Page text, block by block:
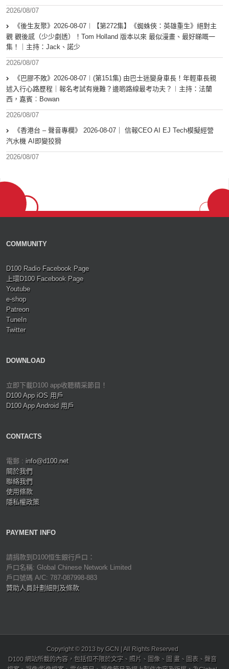
2026/08/07
《後生友聚》2026-08-07︱【第272集】《蜘蛛俠：英雄重生》絕對主
觀 觀後感（少少劇透）！Tom Holland 版本以來 最似漫畫、最好睇嘅一
集！｜主持：Jack、諾少
2026/08/07
《巴膠不敗》2026-08-07︱(第151集) 由巴士迷變身車長！年輕車長親
述入行心路歷程｜報名考試有幾難？邊啲路線最考功夫？︱主持：法蘭
西，嘉賓︰Bowan
2026/08/07
《香港台 – 聲音專欄》 2026-08-07｜ 信報CEO AI EJ Tech模擬經營
汽水機 AI即變狡猾
2026/08/07
COMMUNITY
D100 Radio Facebook Page
上環D100 Facebook Page
Youtube
e-shop
Patreon
TuneIn
Twitter
DOWNLOAD
立即下載D100 app收聽精采節目！
D100 App iOS 用戶
D100 App Android 用戶
CONTACTS
電郵 : info@d100.net
關於我們
聯絡我們
使用條款
隱私權政策
PAYMENT INFO
請捐款到D100恒生銀行戶口：
戶口名稱: Global Chinese Network Limited
戶口號碼 A/C: 787-087998-883
贊助人員計劃細則及條款
Copyright © 2013 by GCN | All Rights Reserved
D100 網站所載的內容，包括但不限於文字、照片、圖像、圖 畫、圖表、聲音